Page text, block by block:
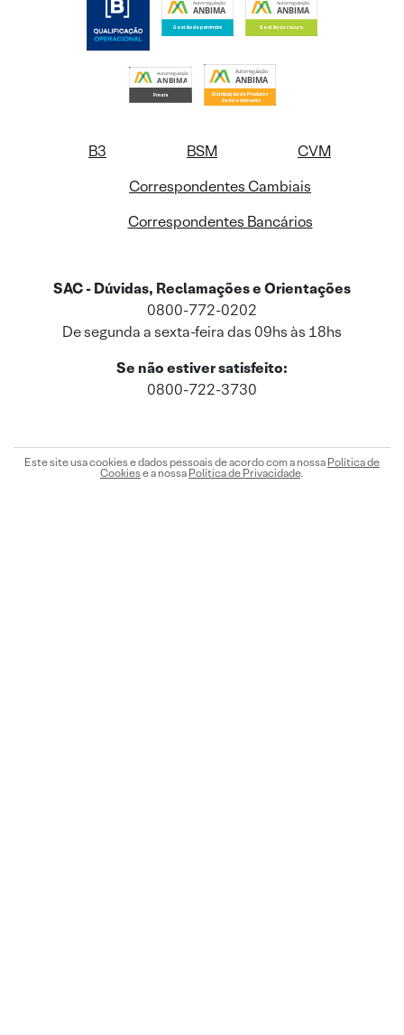
B3 BSM
CVM
Correspondentes Cambiais
Correspondentes Bancários
SAC - Dúvidas, Reclamações e Orientações
0800-772-0202
De segunda a sexta-feira das 09hs às 18hs
Se não estiver satisfeito:
0800-722-3730
Este site usa cookies e dados pessoais de acordo com a nossa Política de
Cookiese a nossa Política de Privacidade.